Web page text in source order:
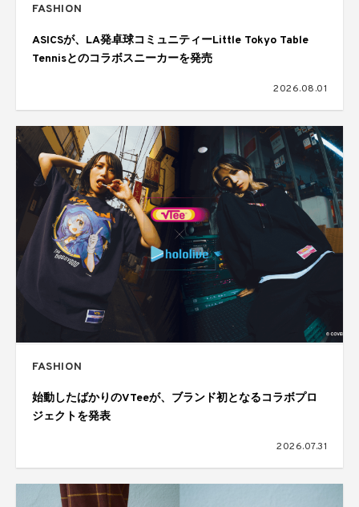
FASHION
ASICSが、LA発卓球コミュニティーLittle Tokyo Table
Tennisとのコラボスニーカーを発売
2026.08.01
FASHION
始動したばかりのVTeeが、ブランド初となるコラボプロ
ジェクトを発表
2026.07.31